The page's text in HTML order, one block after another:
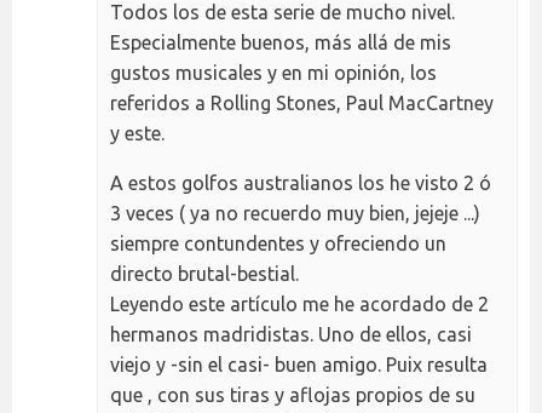
Todos los de esta serie de mucho nivel.
Especialmente buenos, más allá de mis
gustos musicales y en mi opinión, los
referidos a Rolling Stones, Paul MacCartney
y este.
A estos golfos australianos los he visto 2 ó
3 veces ( ya no recuerdo muy bien, jejeje ...)
siempre contundentes y ofreciendo un
directo brutal-bestial.
Leyendo este artículo me he acordado de 2
hermanos madridistas. Uno de ellos, casi
viejo y -sin el casi- buen amigo. Puix resulta
que , con sus tiras y aflojas propios de su